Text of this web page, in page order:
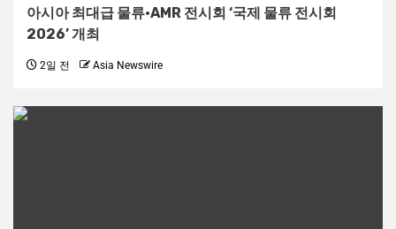
아시아 최대급 물류·AMR 전시회 ‘국제 물류 전시회
2026’ 개최
2일 전 Asia Newswire